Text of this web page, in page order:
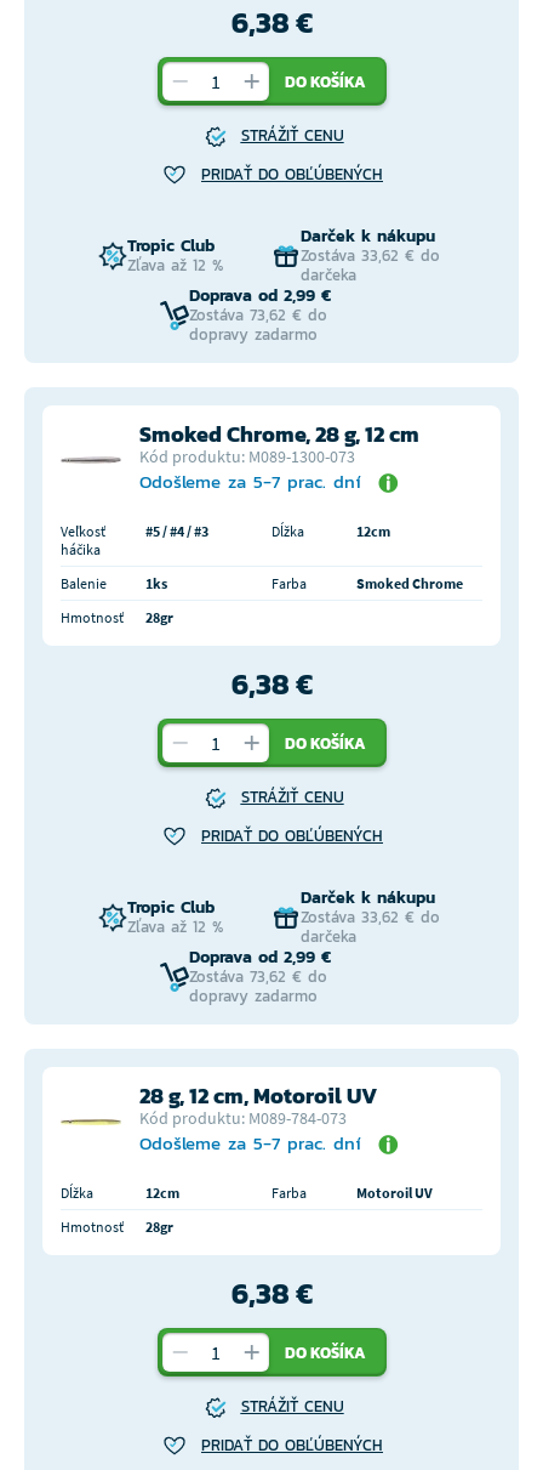
6,38 €
DO KOŠÍKA
STRÁŽIŤ CENU
PRIDAŤ DO OBĽÚBENÝCH
Tropic Club
Zľava až 12 %
Darček k nákupu
Zostáva 33,62 € do
darčeka
Doprava od 2,99 €
Zostáva 73,62 € do
dopravy zadarmo
Smoked Chrome, 28 g, 12 cm
Kód produktu: M089-1300-073
Odošleme za 5-7 prac. dní
Veľkosť
háčika
#5 / #4 / #3 Dĺžka 12cm
Balenie 1ks Farba
Smoked Chrome
Hmotnosť
28gr
6,38 €
DO KOŠÍKA
STRÁŽIŤ CENU
PRIDAŤ DO OBĽÚBENÝCH
Tropic Club
Zľava až 12 %
Darček k nákupu
Zostáva 33,62 € do
darčeka
Doprava od 2,99 €
Zostáva 73,62 € do
dopravy zadarmo
28 g, 12 cm, Motoroil UV
Kód produktu: M089-784-073
Odošleme za 5-7 prac. dní
Dĺžka 12cm Farba
Motoroil UV
Hmotnosť
28gr
6,38 €
DO KOŠÍKA
STRÁŽIŤ CENU
PRIDAŤ DO OBĽÚBENÝCH